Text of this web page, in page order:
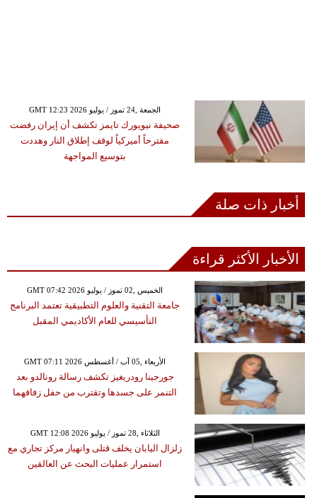
GMT 12:23 2026 الجمعة ,24 تموز / يوليو
صحيفة نيويورك تايمز تكشف أن إيران رفضت
مقترحاً أميركياً لوقف إطلاق النار وهددت
بتوسيع المواجهة
أخبار ذات صلة
الأخبار الأكثر قراءة
GMT 07:42 2026 الخميس ,02 تموز / يوليو
جامعة التقنية والعلوم التطبيقية تعتمد البرنامج
التأسيسي للعام الأكاديمي المقبل
GMT 07:11 2026 الأربعاء ,05 آب / أغسطس
جورجينا رودريغيز تكشف رسالة رونالدو بعد
التنمر على جسدها وتقترب من حفل زفافهما
GMT 12:08 2026 الثلاثاء ,28 تموز / يوليو
زلزال اليابان يخلف قتلى وانهيار مركز تجاري مع
استمرار عمليات البحث عن العالقين